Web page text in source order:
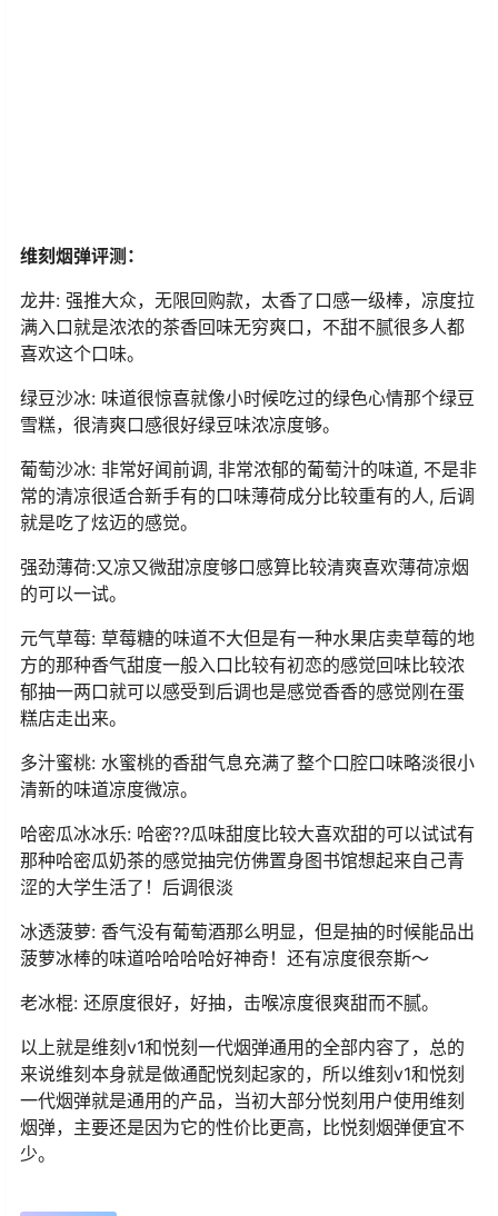
维刻烟弹评测：
龙井: 强推大众，无限回购款，太香了口感一级棒，凉度拉
满入口就是浓浓的茶香回味无穷爽口，不甜不腻很多人都
喜欢这个口味。
绿豆沙冰: 味道很惊喜就像小时候吃过的绿色心情那个绿豆
雪糕，很清爽口感很好绿豆味浓凉度够。
葡萄沙冰: 非常好闻前调, 非常浓郁的葡萄汁的味道, 不是非
常的清凉很适合新手有的口味薄荷成分比较重有的人, 后调
就是吃了炫迈的感觉。
强劲薄荷:又凉又微甜凉度够口感算比较清爽喜欢薄荷凉烟
的可以一试。
元气草莓: 草莓糖的味道不大但是有一种水果店卖草莓的地
方的那种香气甜度一般入口比较有初恋的感觉回味比较浓
郁抽一两口就可以感受到后调也是感觉香香的感觉刚在蛋
糕店走出来。
多汁蜜桃: 水蜜桃的香甜气息充满了整个口腔口味略淡很小
清新的味道凉度微凉。
哈密瓜冰冰乐: 哈密??瓜味甜度比较大喜欢甜的可以试试有
那种哈密瓜奶茶的感觉抽完仿佛置身图书馆想起来自己青
涩的大学生活了！后调很淡
冰透菠萝: 香气没有葡萄酒那么明显，但是抽的时候能品出
菠萝冰棒的味道哈哈哈哈好神奇！还有凉度很奈斯～
老冰棍: 还原度很好，好抽，击喉凉度很爽甜而不腻。
以上就是维刻v1和悦刻一代烟弹通用的全部内容了，总的
来说维刻本身就是做通配悦刻起家的，所以维刻v1和悦刻
一代烟弹就是通用的产品，当初大部分悦刻用户使用维刻
烟弹，主要还是因为它的性价比更高，比悦刻烟弹便宜不
少。